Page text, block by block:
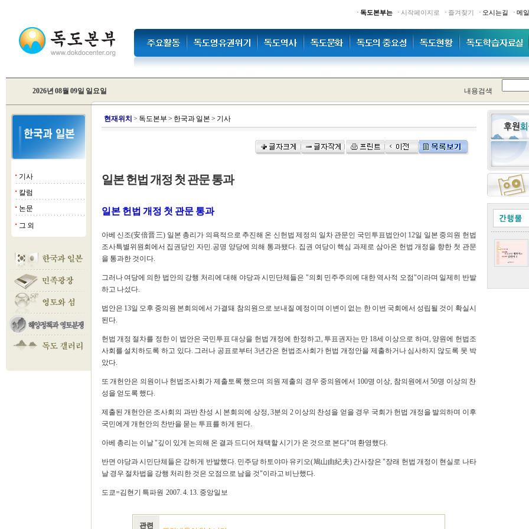
· 독도본부는 · 시작페이지로 · 즐겨찾기 · 오시는길 · 메
2026년 08월 09일 일요일 내용검색
■ 기사
■ 칼럼
■ 논문
■ 그 외
현재위치 > 독도본부 > 한국과 일본 > 기사
일본 헌법 개정 첫 관문 통과
일본 헌법 개정 첫 관문 통과
아베 신조(安倍晋三) 일본 총리가 의욕적으로 추진해 온 신헌법 제정의 일차 관문인 국민투표법안이 12일 일본 중의원 헌법
조사특별위원회에서 집권당인 자민.공명 양당에 의해 통과됐다. 집권 여당이 핵심 과제로 삼아온 헌법 개정을 향한 첫 관문
을 통과한 것이다.
그러나 여당에 의한 법안의 강행 처리에 대해 야당과 시민단체들은 "의회 민주주의에 대한 역사적 오점"이라며 일제히 반발
하고 나섰다.
법안은 13일 오후 중의원 본회의에서 가결돼 참의원으로 보내질 예정이며 이변이 없는 한 이번 국회에서 성립될 것이 확실시
된다.
헌법 개정 절차를 정한 이 법안은 국민투표 대상을 헌법 개정에 한정하고, 투표권자는 만 18세 이상으로 하며, 양원에 헌법조
사회를 설치하도록 하고 있다. 그러나 공표로부터 3년간은 헌법조사회가 헌법 개정안을 제출하거나 심사하지 않도록 못 박
았다.
또 개헌안은 의원이나 헌법조사회가 제출토록 했으며 의원 제출의 경우 중의원에서 100명 이상, 참의원에서 50명 이상의 찬
성을 얻도록 했다.
제출된 개헌안은 조사회의 과반 찬성 시 본회의에 상정, 3분의 2 이상의 찬성을 얻을 경우 국회가 헌법 개정을 발의하며 이후
국민에게 개헌안의 찬반을 묻는 투표를 하게 된다.
아베 총리는 이날 "깊이 있게 논의해 온 결과 드디어 채택할 시기가 온 것으로 본다"며 환영했다.
반면 야당과 시민단체들은 강하게 반발했다. 민주당 하토야마 유키오(鳩山由紀夫) 간사장은 "장래 헌법 개정이 현실로 나타
날 경우 절차법을 강행 처리한 것은 오점으로 남을 것"이라고 비난했다.
도쿄=김현기 특파원 2007. 4. 13. 중앙일보
관련